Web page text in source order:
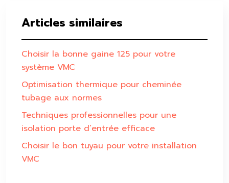
Articles similaires
Choisir la bonne gaine 125 pour votre
système VMC
Optimisation thermique pour cheminée
tubage aux normes
Techniques professionnelles pour une
isolation porte d’entrée efficace
Choisir le bon tuyau pour votre installation
VMC